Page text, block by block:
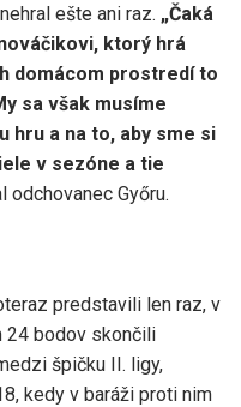
ešte ani raz. „Čaká
ktorý hrá
domácom prostredí to
sa však musíme
hru a na to, aby sme si
v sezóne a tie
odchovanec Győru.
predstavili len raz, v
bodov skončili
špičku II. ligy,
kedy v baráži proti nim